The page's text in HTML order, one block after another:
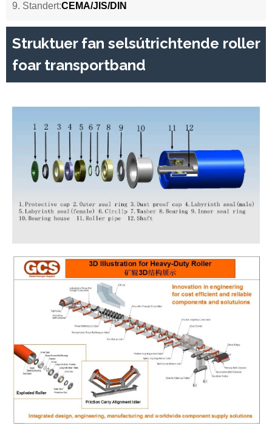
9. Standert:CEMA/JIS/DIN
Struktuer fan selsútrichtende roller
foar transportband